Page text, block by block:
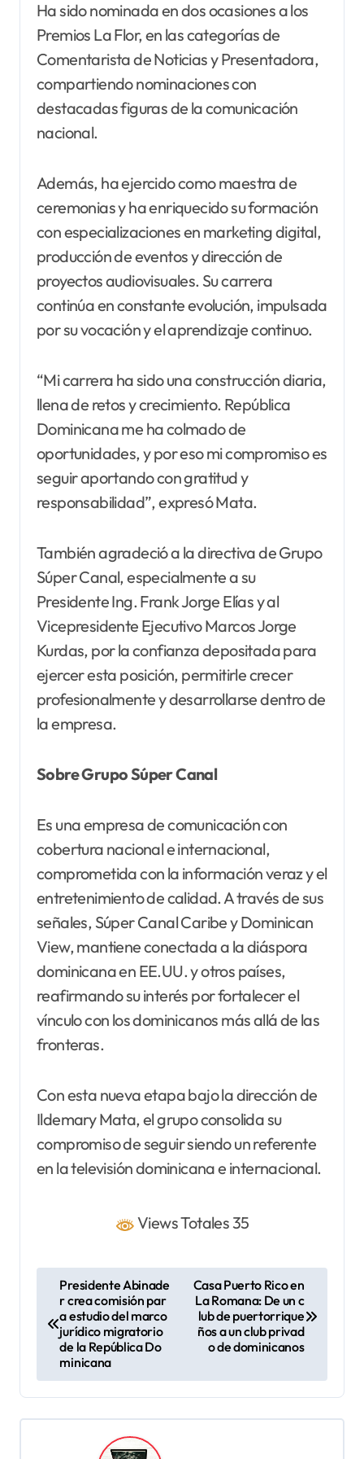
Ha sido nominada en dos ocasiones a los
Premios La Flor, en las categorías de
Comentarista de Noticias y Presentadora,
compartiendo nominaciones con
destacadas figuras de la comunicación
nacional.
Además, ha ejercido como maestra de
ceremonias y ha enriquecido su formación
con especializaciones en marketing digital,
producción de eventos y dirección de
proyectos audiovisuales. Su carrera
continúa en constante evolución, impulsada
por su vocación y el aprendizaje continuo.
“Mi carrera ha sido una construcción diaria,
llena de retos y crecimiento. República
Dominicana me ha colmado de
oportunidades, y por eso mi compromiso es
seguir aportando con gratitud y
responsabilidad”, expresó Mata.
También agradeció a la directiva de Grupo
Súper Canal, especialmente a su
Presidente Ing. Frank Jorge Elías y al
Vicepresidente Ejecutivo Marcos Jorge
Kurdas, por la confianza depositada para
ejercer esta posición, permitirle crecer
profesionalmente y desarrollarse dentro de
la empresa.
Sobre Grupo Súper Canal
Es una empresa de comunicación con
cobertura nacional e internacional,
comprometida con la información veraz y el
entretenimiento de calidad. A través de sus
señales, Súper Canal Caribe y Dominican
View, mantiene conectada a la diáspora
dominicana en EE.UU. y otros países,
reafirmando su interés por fortalecer el
vínculo con los dominicanos más allá de las
fronteras.
Con esta nueva etapa bajo la dirección de
Ildemary Mata, el grupo consolida su
compromiso de seguir siendo un referente
en la televisión dominicana e internacional.
Views Totales 35
g
a
Presidente Abinade
r crea comisión par
a estudio del marco
jurídico migratorio
de la República Do
minicana
Casa Puerto Rico en
La Romana: De un c
lub de puertorrique
ños a un club privad
o de dominicanos